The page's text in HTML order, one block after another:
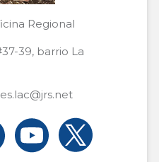
Regional
39, barrio La